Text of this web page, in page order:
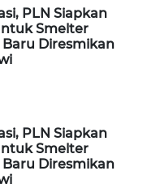
PLN Siapkan
Smelter
Diresmikan
PLN Siapkan
Smelter
Diresmikan